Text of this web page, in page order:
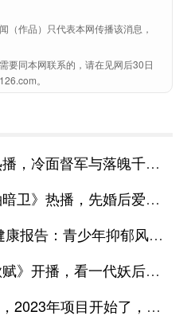
（作品）只代表本网传播该消息，
要同本网联系的，请在见网后30日
。
督军与落魄千金谱写民国传奇
播，先婚后爱诠释别样浪漫
：青少年抑郁风险高于成年
看一代妖后与心机皇上极限拉扯
项目开始了，总有一个适合你